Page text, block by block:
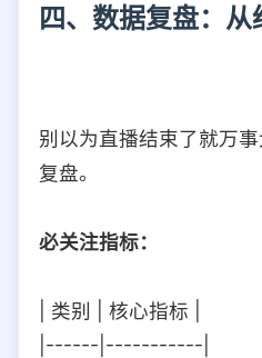
四、数据复盘：
别以为直播结束了就万
复盘。
必关注指标：
| 类别 | 核心指标 |
|------|-----------|